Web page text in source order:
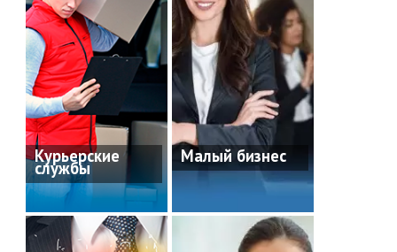
Курьерские
службы
Малый бизнес